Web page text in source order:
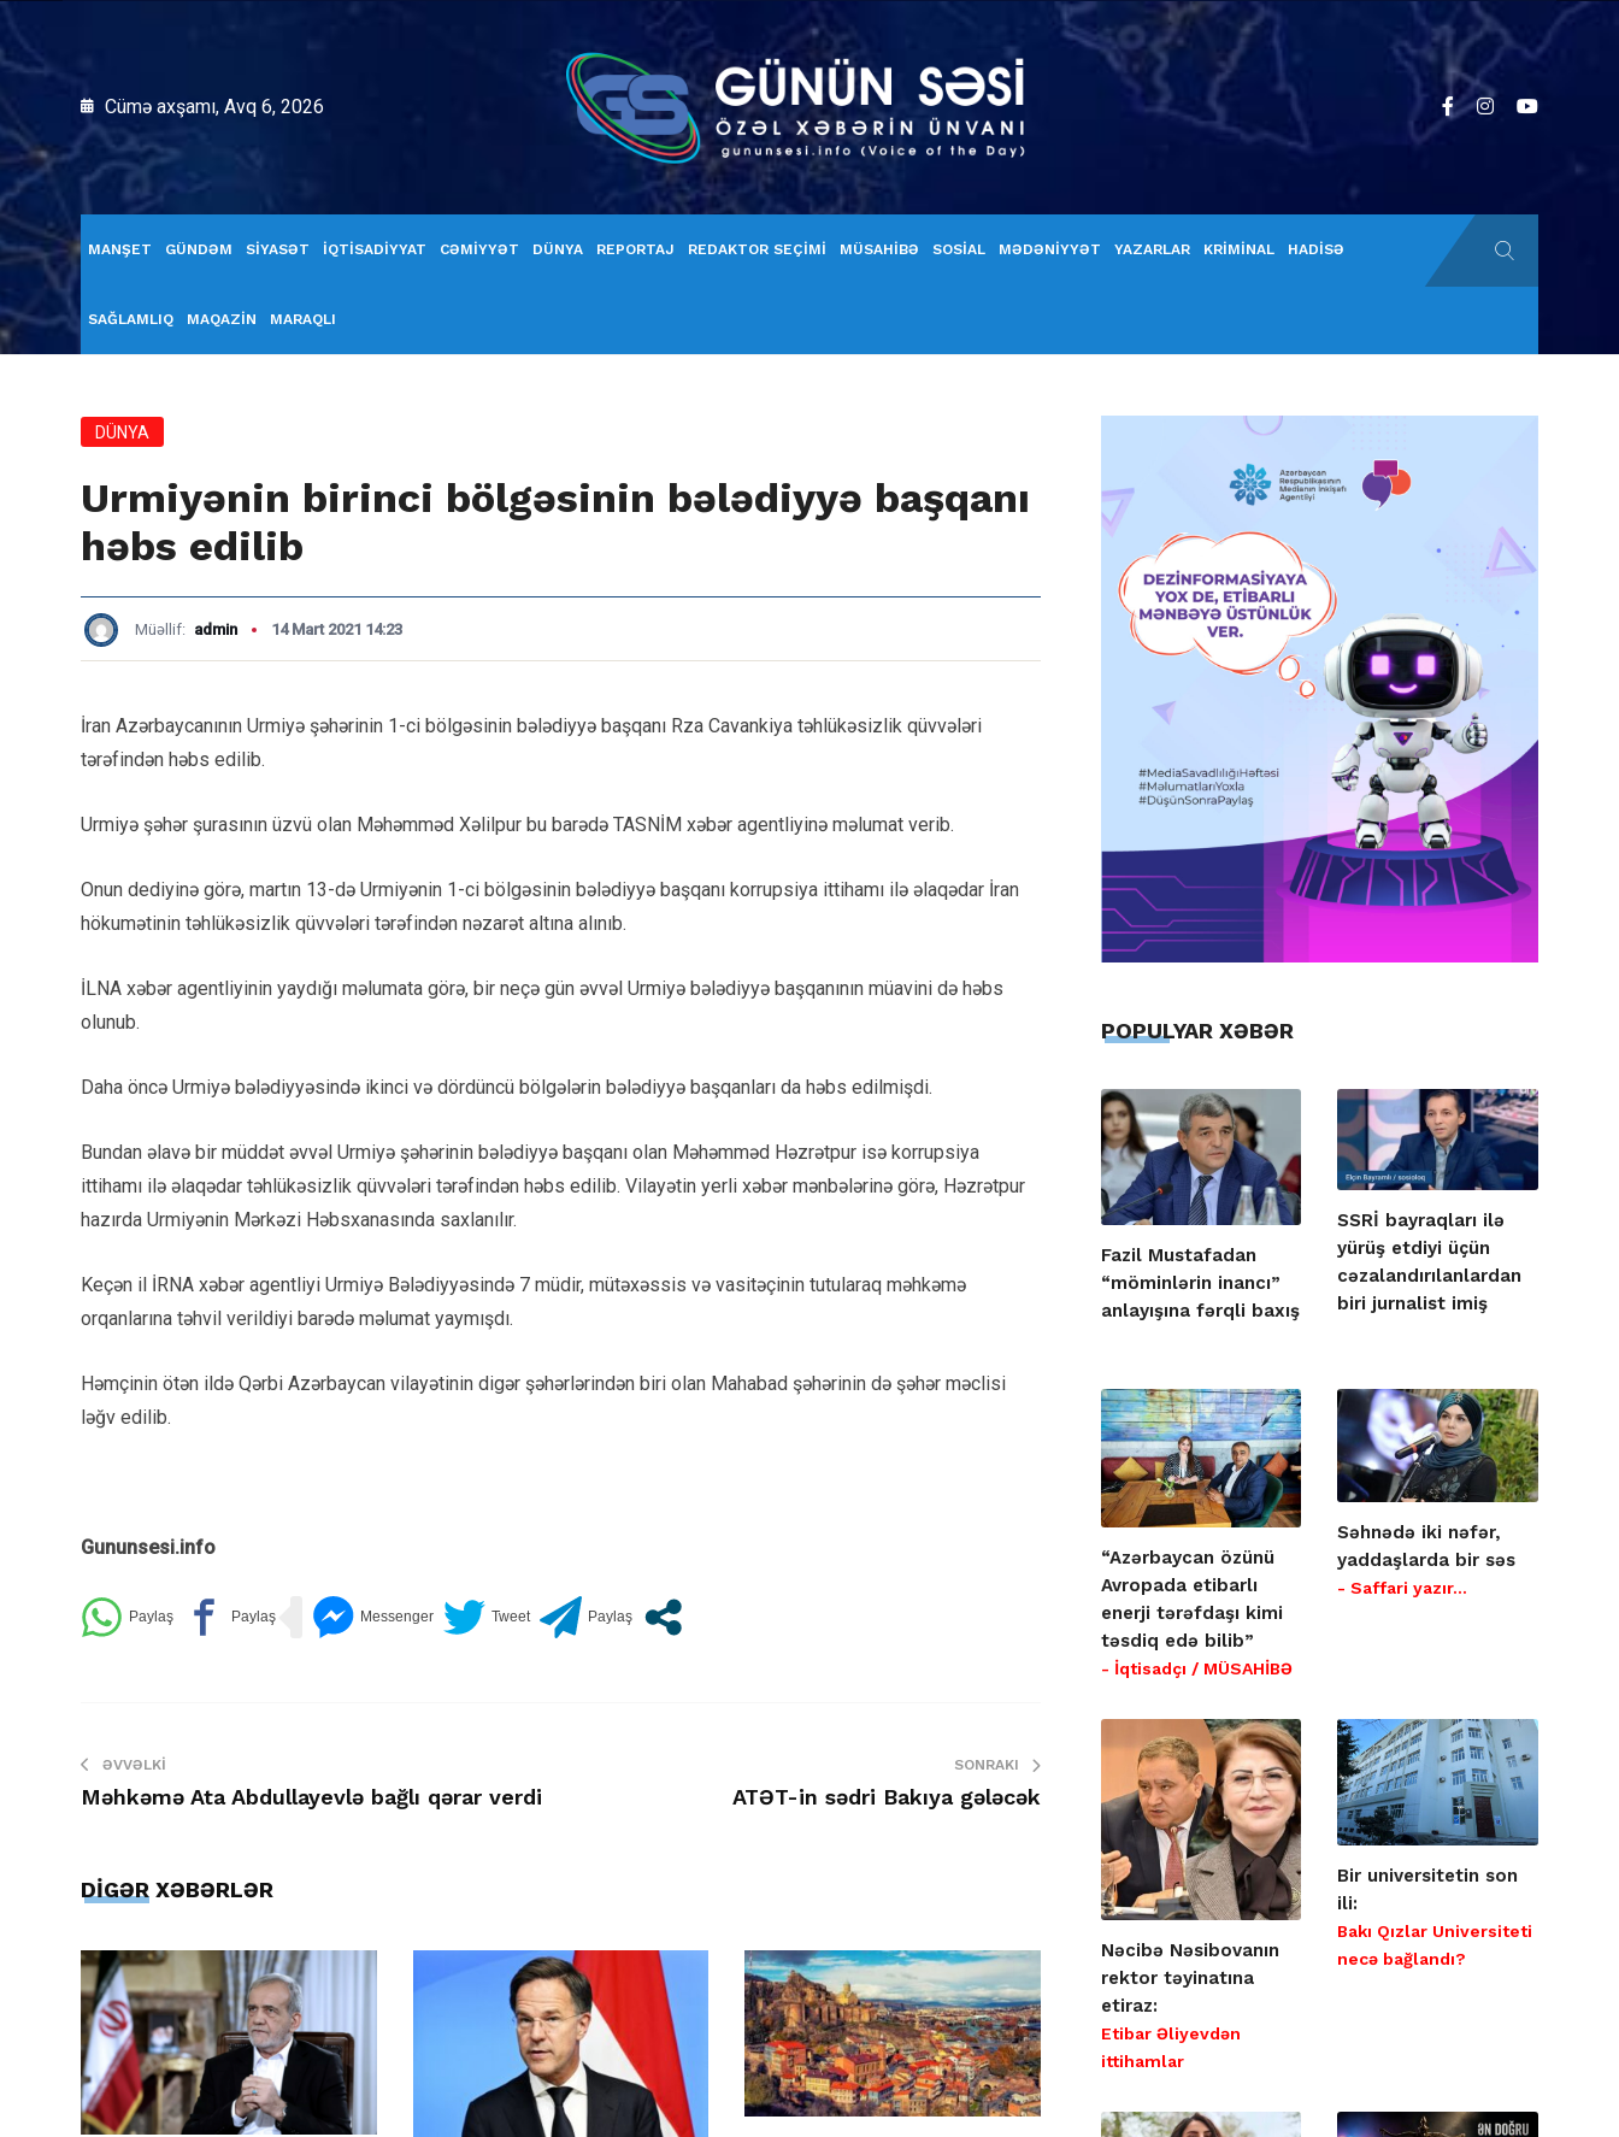
Cümə axşamı, Avq 6, 2026
MANŞET GÜNDƏM SİYASƏT İQTİSADİYYAT CƏMİYYƏT DÜNYA REPORTAJ REDAKTOR SEÇİMİ MÜSAHİBƏ SOSİAL MƏDƏNİYYƏT YAZARLAR KRİMİNAL HADİSƏ
SAĞLAMLIQ MAQAZİN MARAQLI
DÜNYA
Urmiyənin birinci bölgəsinin bələdiyyə başqanı
həbs edilib
Müəllif: admin 14 Mart 2021 14:23
İran Azərbaycanının Urmiyə şəhərinin 1-ci bölgəsinin bələdiyyə başqanı Rza Cavankiya təhlükəsizlik qüvvələri
tərəfindən həbs edilib.
Urmiyə şəhər şurasının üzvü olan Məhəmməd Xəlilpur bu barədə TASNİM xəbər agentliyinə məlumat verib.
Onun dediyinə görə, martın 13-də Urmiyənin 1-ci bölgəsinin bələdiyyə başqanı korrupsiya ittihamı ilə əlaqədar İran
hökumətinin təhlükəsizlik qüvvələri tərəfindən nəzarət altına alınıb.
İLNA xəbər agentliyinin yaydığı məlumata görə, bir neçə gün əvvəl Urmiyə bələdiyyə başqanının müavini də həbs
olunub.
Daha öncə Urmiyə bələdiyyəsində ikinci və dördüncü bölgələrin bələdiyyə başqanları da həbs edilmişdi.
Bundan əlavə bir müddət əvvəl Urmiyə şəhərinin bələdiyyə başqanı olan Məhəmməd Həzrətpur isə korrupsiya
ittihamı ilə əlaqədar təhlükəsizlik qüvvələri tərəfindən həbs edilib. Vilayətin yerli xəbər mənbələrinə görə, Həzrətpur
hazırda Urmiyənin Mərkəzi Həbsxanasında saxlanılır.
Keçən il İRNA xəbər agentliyi Urmiyə Bələdiyyəsində 7 müdir, mütəxəssis və vasitəçinin tutularaq məhkəmə
orqanlarına təhvil verildiyi barədə məlumat yaymışdı.
Həmçinin ötən ildə Qərbi Azərbaycan vilayətinin digər şəhərlərindən biri olan Mahabad şəhərinin də şəhər məclisi
ləğv edilib.
Gununsesi.info
ƏVVƏLKI
Məhkəmə Ata Abdullayevlə bağlı qərar verdi
SONRAKI
ATƏT-in sədri Bakıya gələcək
DİGƏR XƏBƏRLƏR
POPULYAR XƏBƏR
Fazil Mustafadan
“möminlərin inancı”
anlayışına fərqli baxış
SSRİ bayraqları ilə
yürüş etdiyi üçün
cəzalandırılanlardan
biri jurnalist imiş
“Azərbaycan özünü
Avropada etibarlı
enerji tərəfdaşı kimi
təsdiq edə bilib”
- İqtisadçı / MÜSAHİBƏ
Səhnədə iki nəfər,
yaddaşlarda bir səs
- Saffari yazır…
Nəcibə Nəsibovanın
rektor təyinatına
etiraz:
Etibar Əliyevdən
ittihamlar
Bir universitetin son
ili:
Bakı Qızlar Universiteti
necə bağlandı?